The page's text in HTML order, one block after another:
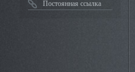
Постоянная ссылка